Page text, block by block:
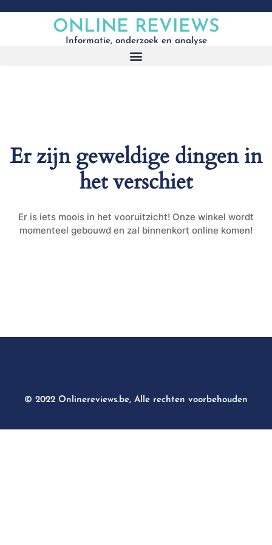
ONLINE REVIEWS
Informatie, onderzoek en analyse
Er zijn geweldige dingen in
het verschiet
Er is iets moois in het vooruitzicht! Onze winkel wordt
momenteel gebouwd en zal binnenkort online komen!
© 2022 Onlinereviews.be, Alle rechten voorbehouden